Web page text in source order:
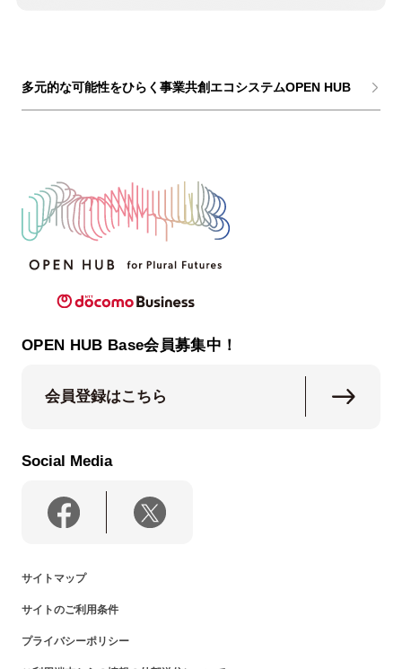
多元的な可能性をひらく事業共創エコシステムOPEN HUB
OPEN HUB Base会員募集中！
会員登録はこちら
Social Media
サイトマップ
サイトのご利用条件
プライバシーポリシー